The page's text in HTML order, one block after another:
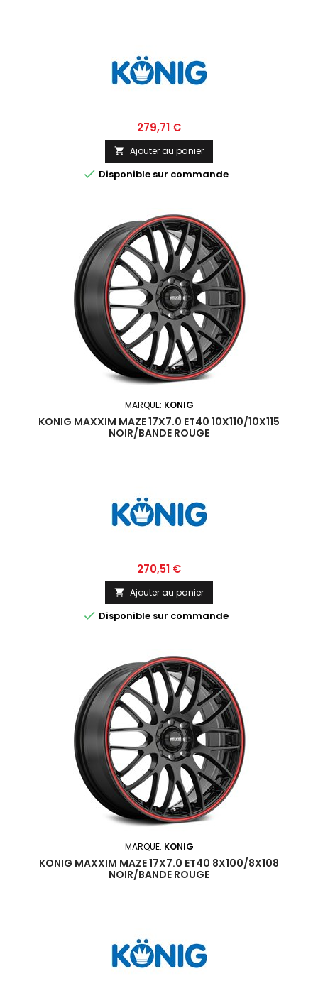
Prix
279,71 €
 Ajouter au panier
 Disponible sur commande
MARQUE: KONIG
KONIG MAXXIM MAZE 17X7.0 ET40 10X110/10X115
NOIR/BANDE ROUGE
Prix
270,51 €
 Ajouter au panier
 Disponible sur commande
MARQUE: KONIG
KONIG MAXXIM MAZE 17X7.0 ET40 8X100/8X108
NOIR/BANDE ROUGE